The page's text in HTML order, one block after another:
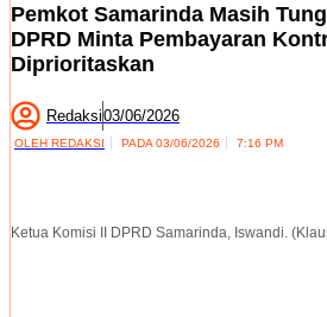
Pemkot Samarinda Masih
DPRD Minta Pembayaran
Diprioritaskan
Redaksi03/06/2026
OLEH REDAKSI PADA 03/06/2026 7:16 PM
Ketua Komisi II DPRD Samarinda, Iswandi.